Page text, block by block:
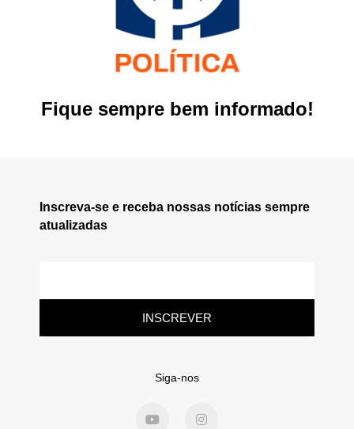
Fique sempre bem informado!
Inscreva-se e receba nossas notícias sempre
atualizadas
INSCREVER
Siga-nos